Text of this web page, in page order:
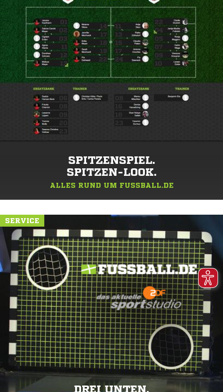
SPITZENSPIEL.
SPITZEN-LOOK.
ALLES RUND UM FUSSBALL.DE
SERVICE
DREI UNTEN.